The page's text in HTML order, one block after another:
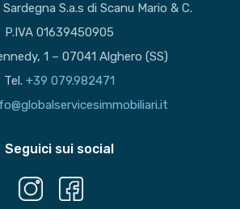
Sardegna S.a.s di Scanu Mario & C.
P.IVA 01639450905
1 – 07041 Alghero (SS)
Tel. +39 079.982471
Seguici sui social